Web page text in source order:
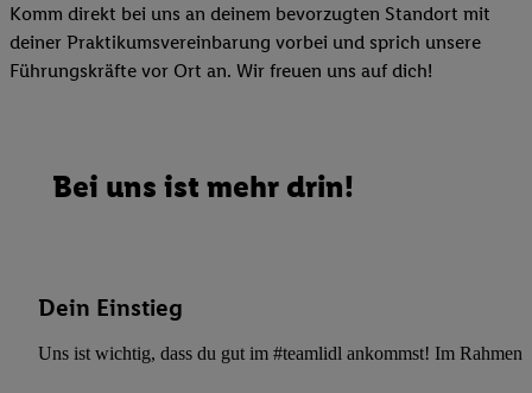
Komm direkt bei uns an deinem bevorzugten Standort mit
deiner Praktikumsvereinbarung vorbei und sprich unsere
Führungskräfte vor Ort an. Wir freuen uns auf dich!
Bei uns ist mehr drin!
Dein Einstieg
Uns ist wichtig, dass du gut im #teamlidl ankommst! Im Rahmen